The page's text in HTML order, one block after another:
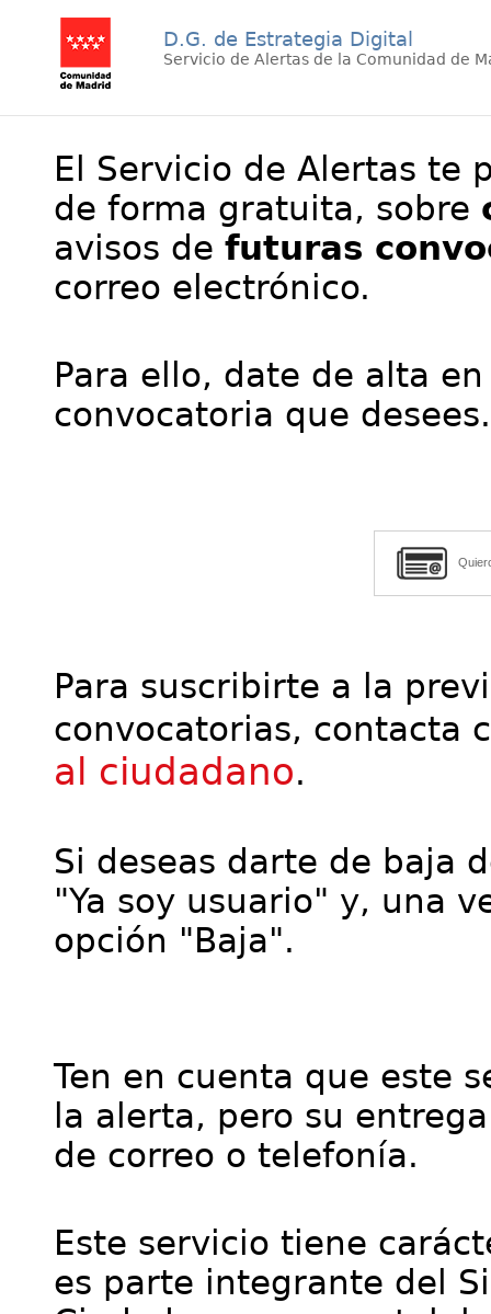
D.G. de Estrategia Digital
Servicio de Alertas de la Comunidad de
El Servicio de Alertas te
de forma gratuita, sobre
avisos de futuras
correo electrónico.
Para ello, date de alta
convocatoria que desees.
Para suscribirte a la
convocatorias, contacta
al ciudadano.
Si deseas darte de baja
"Ya soy usuario" y, una
opción "Baja".
Ten en cuenta que este
la alerta, pero su
de correo o telefonía.
Este servicio tiene
es parte integrante del